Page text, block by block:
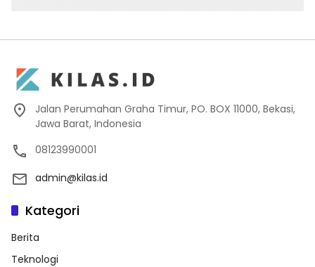
Jalan Perumahan Graha Timur, PO. BOX 11000, Bekasi,
Jawa Barat, Indonesia
08123990001
admin@kilas.id
Kategori
Berita
Teknologi